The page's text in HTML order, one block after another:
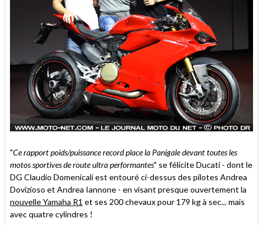
"Ce rapport poids/puissance record place la Panigale devant toutes les
motos sportives de route ultra performantes" se félicite Ducati - dont le
DG Claudio Domenicali est entouré ci-dessus des pilotes Andrea
Dovizioso et Andrea Iannone - en visant presque ouvertement la
nouvelle Yamaha R1 et ses 200 chevaux pour 179 kg à sec... mais
avec quatre cylindres !